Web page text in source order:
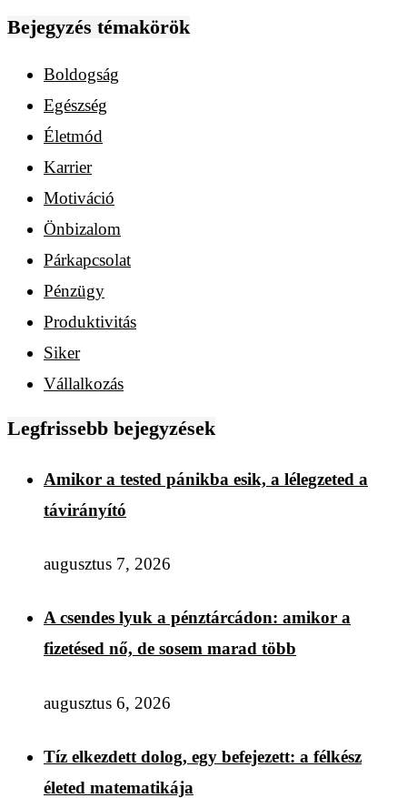
Bejegyzés témakörök
Boldogság
Egészség
Életmód
Karrier
Motiváció
Önbizalom
Párkapcsolat
Pénzügy
Produktivitás
Siker
Vállalkozás
Legfrissebb bejegyzések
Amikor a tested pánikba esik, a lélegzeted a
távirányító
augusztus 7, 2026
A csendes lyuk a pénztárcádon: amikor a
fizetésed nő, de sosem marad több
augusztus 6, 2026
Tíz elkezdett dolog, egy befejezett: a félkész
életed matematikája